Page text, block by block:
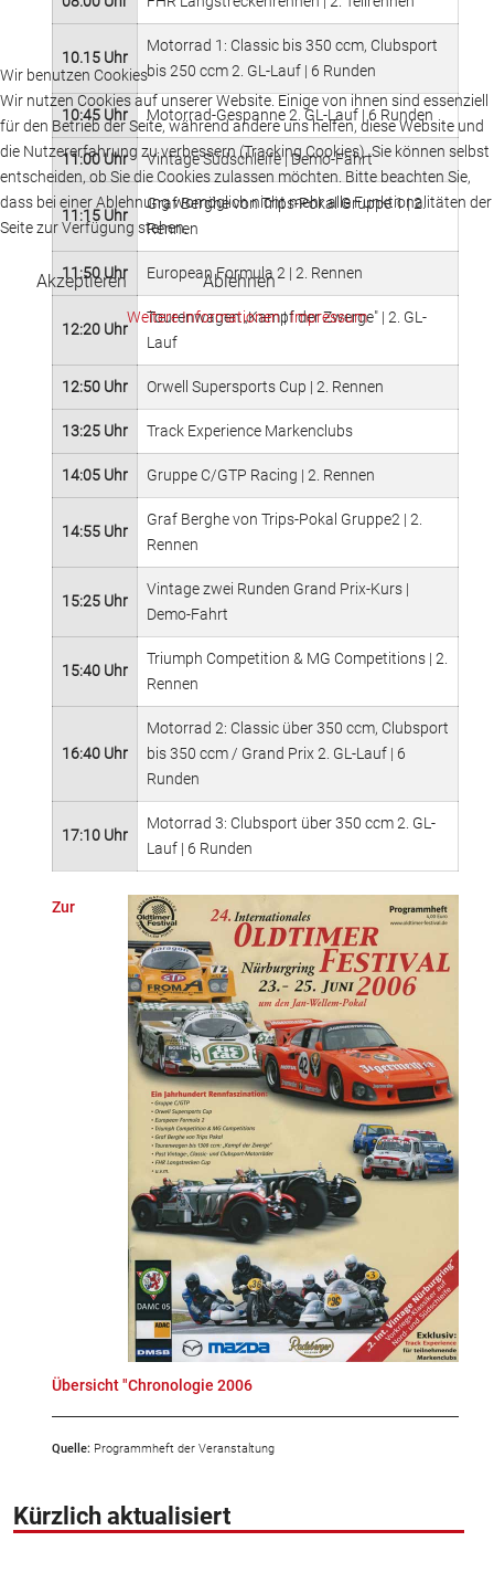
10.15 Uhr
Motorrad 1: Classic bis 350 ccm, Clubsport
bis 250 ccm 2. GL-Lauf | 6 Runden
10:45 Uhr Motorrad-Gespanne 2. GL-Lauf | 6 Runden
11:00 Uhr Vintage Südschleife | Demo-Fahrt
11:15 Uhr
Graf Berghe von Trips-Pokal Gruppe 1 | 2.
Rennen
11:50 Uhr European Formula 2 | 2. Rennen
12:20 Uhr
Tourenwagen „Kampf der Zwerge" | 2. GL-
Lauf
12:50 Uhr Orwell Supersports Cup | 2. Rennen
13:25 Uhr Track Experience Markenclubs
14:05 Uhr Gruppe C/GTP Racing | 2. Rennen
14:55 Uhr
Graf Berghe von Trips-Pokal Gruppe2 | 2.
Rennen
15:25 Uhr
Vintage zwei Runden Grand Prix-Kurs |
Demo-Fahrt
15:40 Uhr
Triumph Competition & MG Competitions | 2.
Rennen
16:40 Uhr
Motorrad 2: Classic über 350 ccm, Clubsport
bis 350 ccm / Grand Prix 2. GL-Lauf | 6
Runden
17:10 Uhr
Motorrad 3: Clubsport über 350 ccm 2. GL-
Lauf | 6 Runden
Zur
Übersicht "Chronologie 2006
Quelle: Programmheft der Veranstaltung
Kürzlich aktualisiert
Wir benutzen Cookies
Wir nutzen Cookies auf unserer Website. Einige von ihnen sind essenziell
für den Betrieb der Seite, während andere uns helfen, diese Website und
die Nutzererfahrung zu verbessern (Tracking Cookies). Sie können selbst
entscheiden, ob Sie die Cookies zulassen möchten. Bitte beachten Sie,
dass bei einer Ablehnung womöglich nicht mehr alle Funktionalitäten der
Seite zur Verfügung stehen.
Akzeptieren Ablehnen
Weitere Informationen|Impressum